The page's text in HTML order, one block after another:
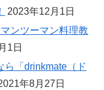
2023年12月1日
ンツーマン料理教
1日
ら「drinkmate（ド
年8月27日